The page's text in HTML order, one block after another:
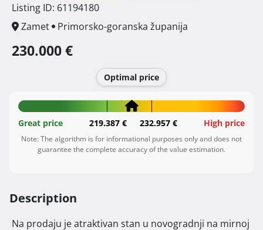
Listing ID: 61194180
Zamet
Primorsko-goranska županija
230.000 €
Optimal price
Great price 219.387 € 232.957 € High price
Note: The algorithm is for informational purposes only and does not
guarantee the complete accuracy of the value estimation.
Description